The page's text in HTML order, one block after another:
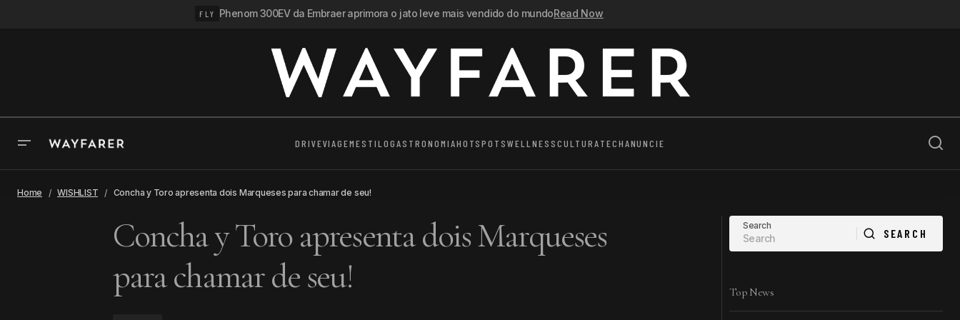
FLY Phenom 300EV da Embraer aprimora o jato leve mais vendido do mundoRead Now
DRIVEVIAGEMESTILOGASTRONOMIAHOTSPOTSWELLNESSCULTURATECHANUNCIE
Home WISHLIST Concha y Toro apresenta dois Marqueses para chamar de seu!
Concha y Toro apresenta dois Marqueses
para chamar de seu!
Search
SEARCH
SEARCH
Top News